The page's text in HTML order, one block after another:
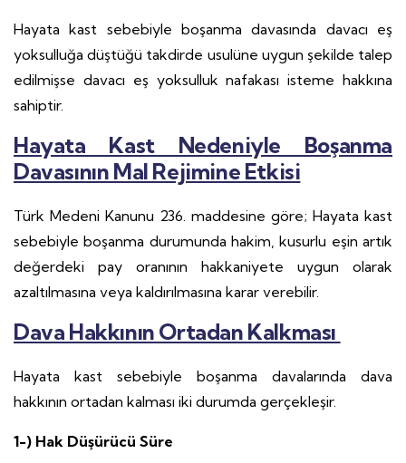
Hayata kast sebebiyle boşanma davasında davacı eş
yoksulluğa düştüğü takdirde usulüne uygun şekilde talep
edilmişse davacı eş yoksulluk nafakası isteme hakkına
sahiptir.
Hayata Kast Nedeniyle Boşanma
Davasının Mal Rejimine Etkisi
Türk Medeni Kanunu 236. maddesine göre; Hayata kast
sebebiyle boşanma durumunda hakim, kusurlu eşin artık
değerdeki pay oranının hakkaniyete uygun olarak
azaltılmasına veya kaldırılmasına karar verebilir.
Dava Hakkının Ortadan Kalkması
Hayata kast sebebiyle boşanma davalarında dava
hakkının ortadan kalması iki durumda gerçekleşir.
1-) Hak Düşürücü Süre